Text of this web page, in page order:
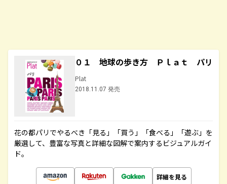
０１ 地球の歩き方 Ｐｌａｔ パリ
Plat
2018.11.07 発売
花の都パリでやるべき「見る」「買う」「食べる」「遊ぶ」を
厳選して、豊富な写真と詳細な図解で案内するビジュアルガイ
ド。
詳細を見る